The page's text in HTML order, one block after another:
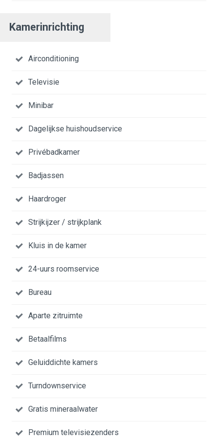
Kamerinrichting
Airconditioning
Televisie
Minibar
Dagelijkse huishoudservice
Privébadkamer
Badjassen
Haardroger
Strijkijzer / strijkplank
Kluis in de kamer
24-uurs roomservice
Bureau
Aparte zitruimte
Betaalfilms
Geluiddichte kamers
Turndownservice
Gratis mineraalwater
Premium televisiezenders